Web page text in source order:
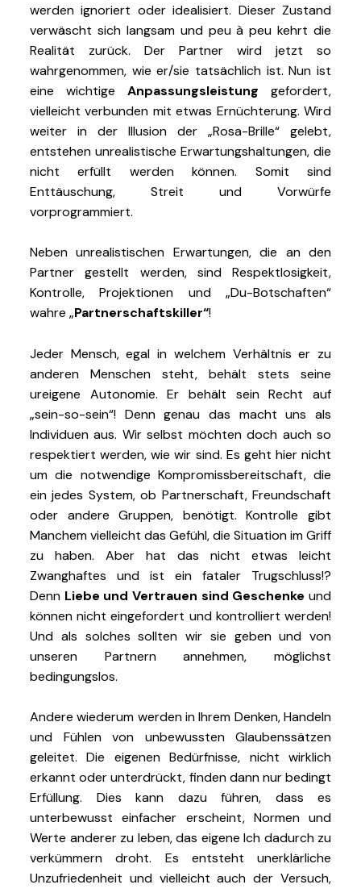
werden ignoriert oder idealisiert. Dieser Zustand
verwäscht sich langsam und peu à peu kehrt die
Realität zurück. Der Partner wird jetzt so
wahrgenommen, wie er/sie tatsächlich ist. Nun ist
eine wichtige Anpassungsleistung gefordert,
vielleicht verbunden mit etwas Ernüchterung. Wird
weiter in der Illusion der „Rosa-Brille“ gelebt,
entstehen unrealistische Erwartungshaltungen, die
nicht erfüllt werden können. Somit sind
Enttäuschung, Streit und Vorwürfe
vorprogrammiert.
Neben unrealistischen Erwartungen, die an den
Partner gestellt werden, sind Respektlosigkeit,
Kontrolle, Projektionen und „Du-Botschaften“
wahre „Partnerschaftskiller“!
Jeder Mensch, egal in welchem Verhältnis er zu
anderen Menschen steht, behält stets seine
ureigene Autonomie. Er behält sein Recht auf
„sein-so-sein“! Denn genau das macht uns als
Individuen aus. Wir selbst möchten doch auch so
respektiert werden, wie wir sind. Es geht hier nicht
um die notwendige Kompromissbereitschaft, die
ein jedes System, ob Partnerschaft, Freundschaft
oder andere Gruppen, benötigt. Kontrolle gibt
Manchem vielleicht das Gefühl, die Situation im Griff
zu haben. Aber hat das nicht etwas leicht
Zwanghaftes und ist ein fataler Trugschluss!?
Denn Liebe und Vertrauen sind Geschenke und
können nicht eingefordert und kontrolliert werden!
Und als solches sollten wir sie geben und von
unseren Partnern annehmen, möglichst
bedingungslos.
Andere wiederum werden in Ihrem Denken, Handeln
und Fühlen von unbewussten Glaubenssätzen
geleitet. Die eigenen Bedürfnisse, nicht wirklich
erkannt oder unterdrückt, finden dann nur bedingt
Erfüllung. Dies kann dazu führen, dass es
unterbewusst einfacher erscheint, Normen und
Werte anderer zu leben, das eigene Ich dadurch zu
verkümmern droht. Es entsteht unerklärliche
Unzufriedenheit und vielleicht auch der Versuch,